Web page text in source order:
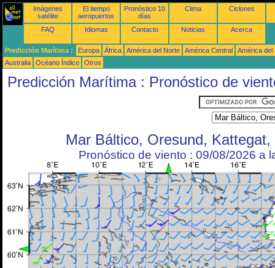
Imágenes
satélite
El tiempo
aeropuertos
Pronóstico 10
días
Clima Ciclones
FAQ Idiomas Contacto Noticias Acerca
Predicción Marítima : Europa África América del Norte América Central
América del
Australia
Océano Índico Otros
Predicción Marítima : Pronóstico de
Mar Báltico, Oresund, Kattegat,
Pronóstico de viento : 09/08/2026 a